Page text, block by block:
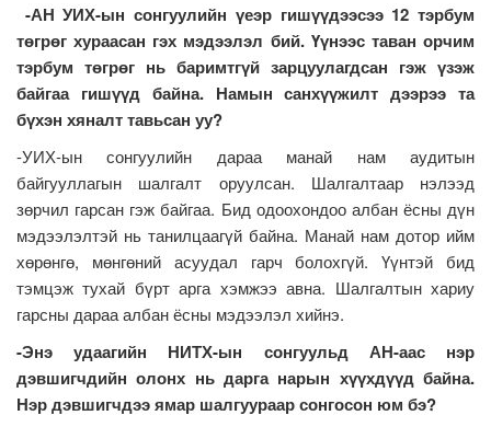
-АН УИХ-ын сонгуулийн үеэр гишүүдээсээ 12 тэрбум
төгрөг хураасан гэх мэдээлэл бий. Үүнээс таван орчим
тэрбум төгрөг нь баримтгүй зарцуулагдсан гэж үзэж
байгаа гишүүд байна. Намын санхүүжилт дээрээ та
бүхэн хяналт тавьсан уу?
-УИХ-ын сонгуулийн дараа манай нам аудитын
байгууллагын шалгалт оруулсан. Шалгалтаар нэлээд
зөрчил гарсан гэж байгаа. Бид одоохондоо албан ёсны дүн
мэдээлэлтэй нь танилцаагүй байна. Манай нам дотор ийм
хөрөнгө, мөнгөний асуудал гарч болохгүй. Үүнтэй бид
тэмцэж тухай бүрт арга хэмжээ авна. Шалгалтын хариу
гарсны дараа албан ёсны мэдээлэл хийнэ.
-Энэ удаагийн НИТХ-ын сонгуульд АН-аас нэр
дэвшигчдийн олонх нь дарга нарын хүүхдүүд байна.
Нэр дэвшигчдээ ямар шалгуураар сонгосон юм бэ?